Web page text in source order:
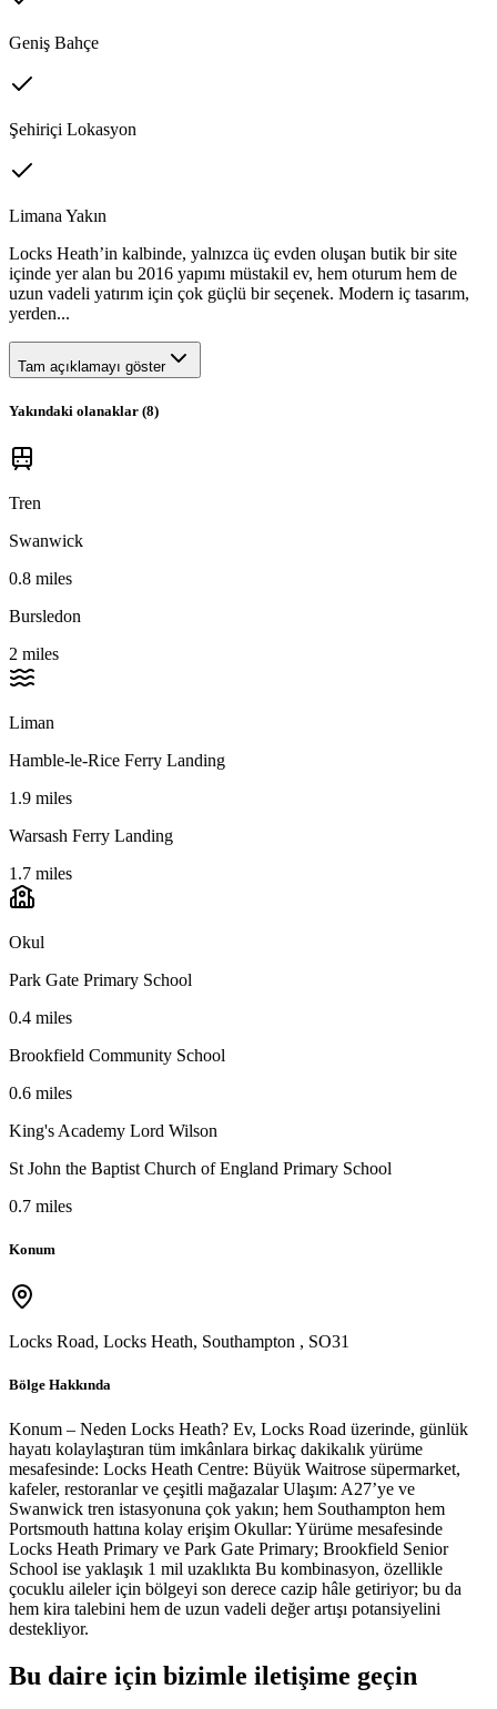
Geniş Bahçe
Şehiriçi Lokasyon
Limana Yakın
Locks Heath’in kalbinde, yalnızca üç evden oluşan butik bir site
içinde yer alan bu 2016 yapımı müstakil ev, hem oturum hem de
uzun vadeli yatırım için çok güçlü bir seçenek. Modern iç tasarım,
yerden...
Tam açıklamayı göster
Yakındaki olanaklar (8)
Tren
Swanwick
0.8 miles
Bursledon
2 miles
Liman
Hamble-le-Rice Ferry Landing
1.9 miles
Warsash Ferry Landing
1.7 miles
Okul
Park Gate Primary School
0.4 miles
Brookfield Community School
0.6 miles
King's Academy Lord Wilson
St John the Baptist Church of England Primary School
0.7 miles
Konum
Locks Road, Locks Heath, Southampton , SO31
Bölge Hakkında
Konum – Neden Locks Heath? Ev, Locks Road üzerinde, günlük
hayatı kolaylaştıran tüm imkânlara birkaç dakikalık yürüme
mesafesinde: Locks Heath Centre: Büyük Waitrose süpermarket,
kafeler, restoranlar ve çeşitli mağazalar Ulaşım: A27’ye ve
Swanwick tren istasyonuna çok yakın; hem Southampton hem
Portsmouth hattına kolay erişim Okullar: Yürüme mesafesinde
Locks Heath Primary ve Park Gate Primary; Brookfield Senior
School ise yaklaşık 1 mil uzaklıkta Bu kombinasyon, özellikle
çocuklu aileler için bölgeyi son derece cazip hâle getiriyor; bu da
hem kira talebini hem de uzun vadeli değer artışı potansiyelini
destekliyor.
Bu daire için bizimle iletişime geçin